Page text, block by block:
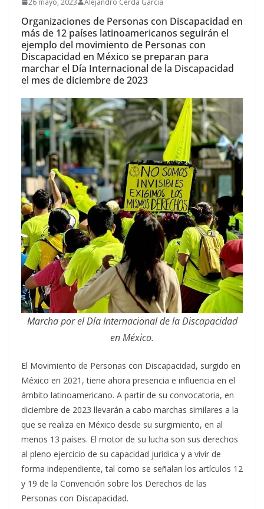
Organizaciones de Personas con Discapacidad en
más de 12 países latinoamericanos seguirán el
ejemplo del movimiento de Personas con
Discapacidad en México se preparan para
marchar el Día Internacional de la Discapacidad
el mes de diciembre de 2023
Marcha por el Día Internacional de la Discapacidad
en México.
El Movimiento de Personas con Discapacidad, surgido en
México en 2021, tiene ahora presencia e influencia en el
ámbito latinoamericano. A partir de su convocatoria, en
diciembre de 2023 llevarán a cabo marchas similares a la
que se realiza en México desde su surgimiento, en al
menos 13 países. El motor de su lucha son sus derechos
al pleno ejercicio de su capacidad jurídica y a vivir de
forma independiente, tal como se señalan los artículos 12
y 19 de la Convención sobre los Derechos de las
Personas con Discapacidad.